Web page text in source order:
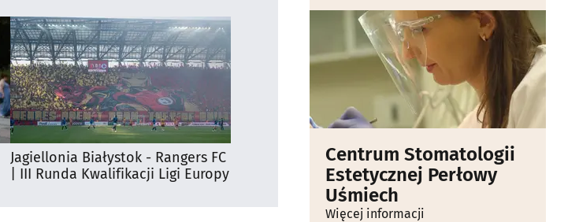
Jagiellonia Białystok - Rangers FC
| III Runda Kwalifikacji Ligi Europy
Centrum Stomatologii
Estetycznej Perłowy
Uśmiech
Więcej informacji